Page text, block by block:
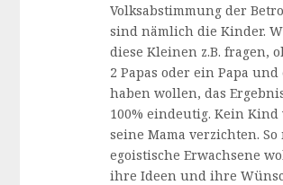
Volksabstimmung der
sind nämlich die Kinder.
diese Kleinen z.B. fragen,
2 Papas oder ein Papa und
haben wollen, das
100% eindeutig. Kein
seine Mama verzichten. So
egoistische Erwachsene
ihre Ideen und ihre